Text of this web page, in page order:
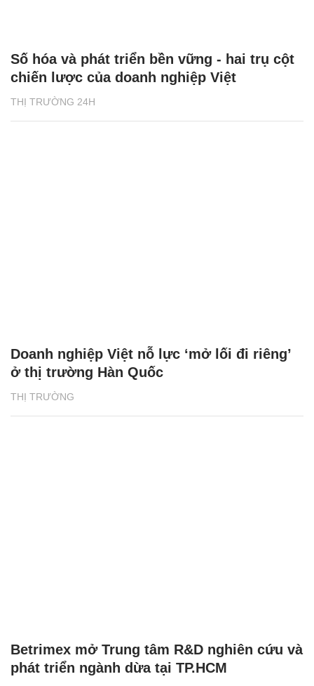
THỊ TRƯỜNG 24H
Số hóa và phát triển bền vững - hai trụ cột
chiến lược của doanh nghiệp Việt
THỊ TRƯỜNG
Doanh nghiệp Việt nỗ lực ‘mở lối đi riêng’
ở thị trường Hàn Quốc
Betrimex mở Trung tâm R&D nghiên cứu và
phát triển ngành dừa tại TP.HCM